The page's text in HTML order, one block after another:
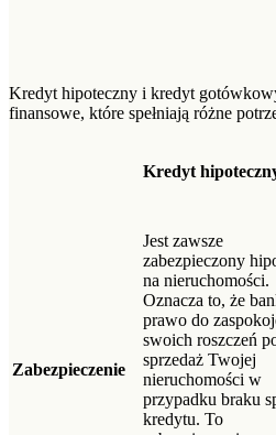
Kredyt hipoteczny i kredyt
finansowe, które spełniają różne
Kredyt
Zabezpieczenie
Jest zawsze
zabezpieczony
na nieruchomości.
Oznacza to, że
prawo do
swoich roszczeń
sprzedaż Twojej
nieruchomości w
przypadku braku
kredytu. To